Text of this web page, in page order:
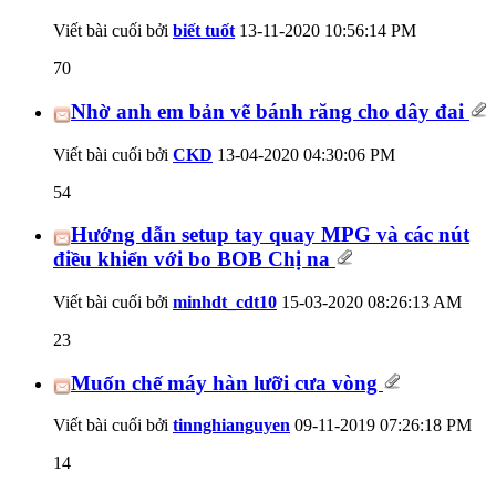
Viết bài cuối bởi biết tuốt 13-11-2020 10:56:14 PM
70
Nhờ anh em bản vẽ bánh răng cho dây đai
Viết bài cuối bởi CKD 13-04-2020 04:30:06 PM
54
Hướng dẫn setup tay quay MPG và các nút
điều khiển với bo BOB Chị na
Viết bài cuối bởi minhdt_cdt10 15-03-2020 08:26:13 AM
23
Muốn chế máy hàn lưỡi cưa vòng
Viết bài cuối bởi tinnghianguyen 09-11-2019 07:26:18 PM
14